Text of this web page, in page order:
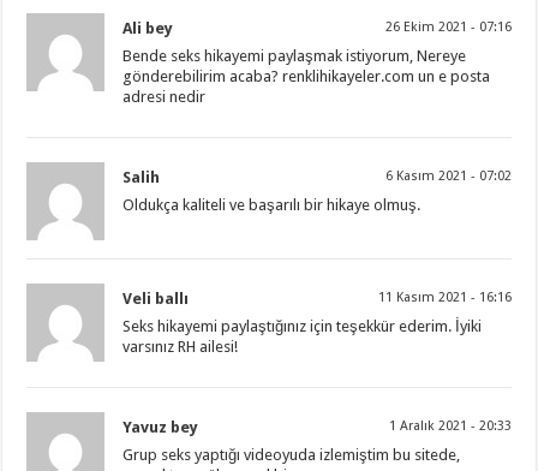
Ali bey 26 Ekim 2021 - 07:16
Bende seks hikayemi paylaşmak istiyorum, Nereye
gönderebilirim acaba? renklihikayeler.com un e posta
adresi nedir
Salih 6 Kasım 2021 - 07:02
Oldukça kaliteli ve başarılı bir hikaye olmuş.
Veli ballı 11 Kasım 2021 - 16:16
Seks hikayemi paylaştığınız için teşekkür ederim. İyiki
varsınız RH ailesi!
Yavuz bey 1 Aralık 2021 - 20:33
Grup seks yaptığı videoyuda izlemiştim bu sitede,